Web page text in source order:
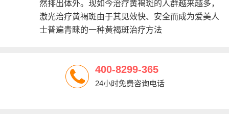
然排出体外。现如今治疗黄褐斑的人群越来越多，
激光治疗黄褐斑由于其见效快、安全而成为爱美人
士普遍青睐的一种黄褐斑治疗方法
400-8299-365
24小时免费咨询电话